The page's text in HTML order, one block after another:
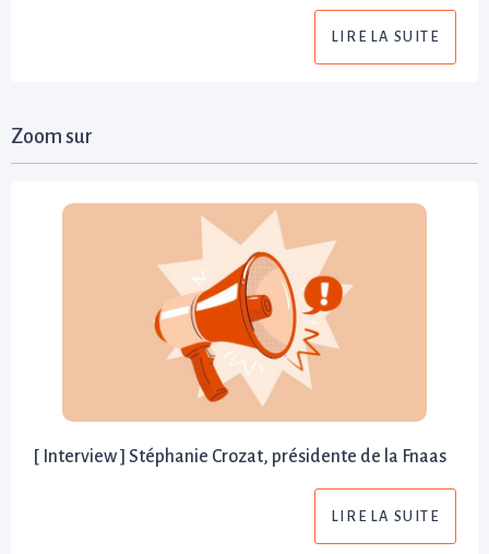
LIRE LA SUITE
Zoom sur
[ Interview ] Stéphanie Crozat, présidente de la Fnaas
LIRE LA SUITE